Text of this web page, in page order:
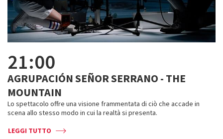
21:00
AGRUPACIÓN SEÑOR SERRANO - THE
MOUNTAIN
Lo spettacolo offre una visione frammentata di ciò che accade in
scena allo stesso modo in cui la realtà si presenta.
LEGGI TUTTO